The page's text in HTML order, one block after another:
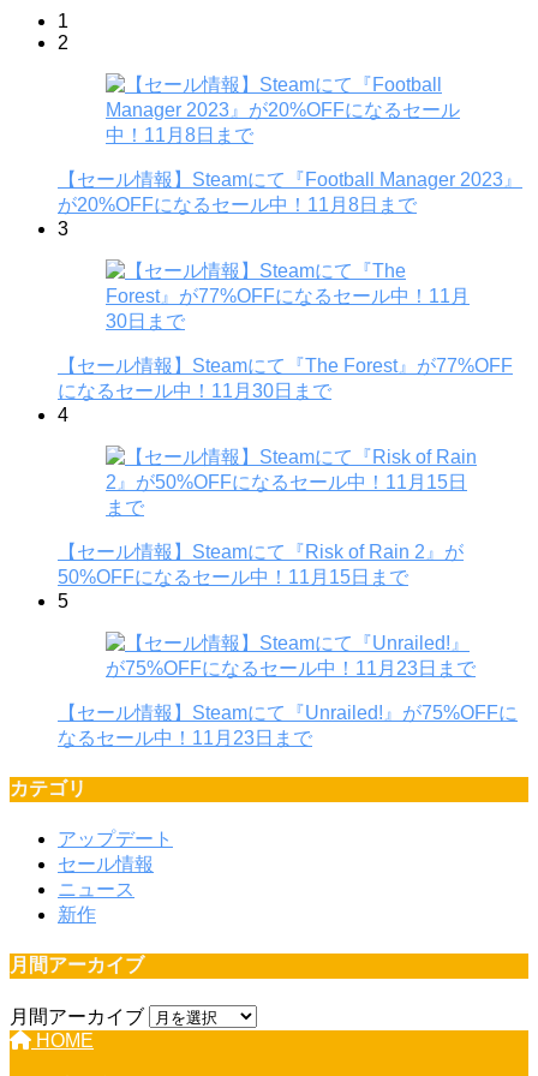
1
2
【セール情報】Steamにて『Football Manager 2023』
が20%OFFになるセール中！11月8日まで
3
【セール情報】Steamにて『The Forest』が77%OFF
になるセール中！11月30日まで
4
【セール情報】Steamにて『Risk of Rain 2』が
50%OFFになるセール中！11月15日まで
5
【セール情報】Steamにて『Unrailed!』が75%OFFに
なるセール中！11月23日まで
カテゴリ
アップデート
セール情報
ニュース
新作
月間アーカイブ
月間アーカイブ
HOME